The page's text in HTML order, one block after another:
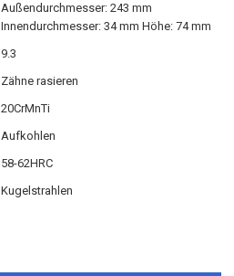
Außendurchmesser: 243 mm
Innendurchmesser: 34 mm Höhe: 74 mm
9.3
Zähne rasieren
20CrMnTi
Aufkohlen
58-62HRC
Kugelstrahlen